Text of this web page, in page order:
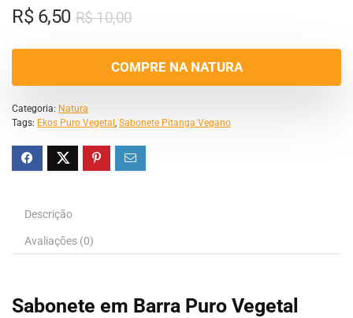
R$10,00
R$6,50
COMPRE NA NATURA
Categoria: Natura
Tags: Ekos Puro Vegetal , Sabonete Pitanga Vegano
Descrição
Avaliações (0)
Sabonete em Barra Puro Vegetal